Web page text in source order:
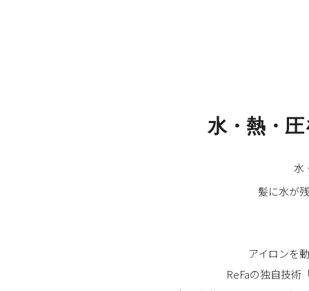
水・熱・
水
髪に水が
アイロンを
ReFaの独自技術